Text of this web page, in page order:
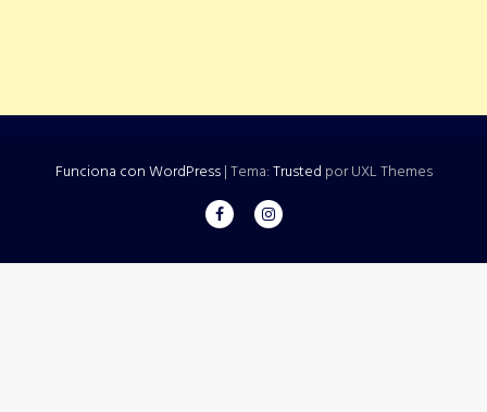
Funciona con WordPress|Tema:Trusted por UXL Themes